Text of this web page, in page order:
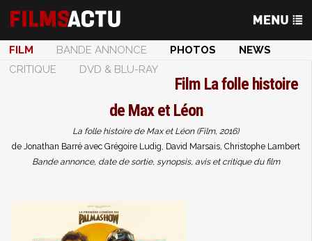
FILM BANDE ANNONCE PHOTOS
NEWS
CRITIQUE
DVD & BLU-RAY
Film La folle histoire
de Max et Léon
La folle histoire de Max et Léon (Film, 2016)
de Jonathan Barré avec Grégoire Ludig, David Marsais, Christophe Lambert
Bande annonce, date de sortie, synopsis, avis et critique du film